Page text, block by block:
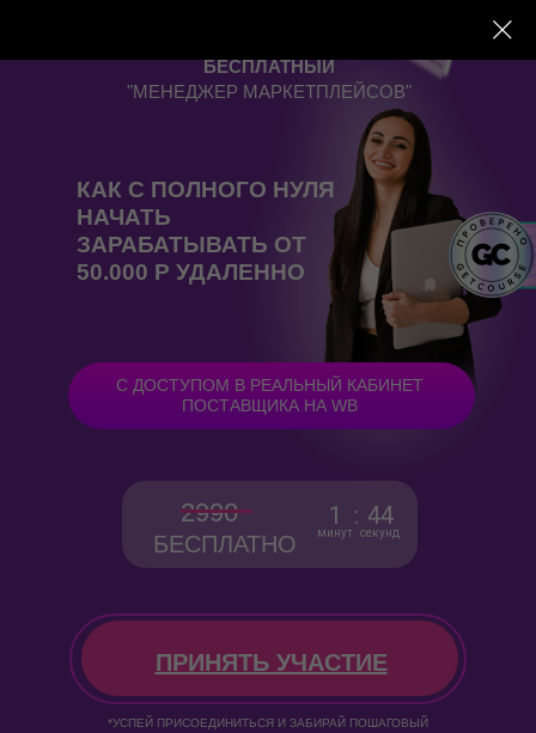
БЕСПЛАТНО
2990 1
минут
: 44
секунд
БЕСПЛАТНЫЙ
КАК С ПОЛНОГО НУЛЯ
НАЧАТЬ
ЗАРАБАТЫВАТЬ ОТ
50.000 Р УДАЛЕННО
"МЕНЕДЖЕР МАРКЕТПЛЕЙСОВ"
*УСПЕЙ ПРИСОЕДИНИТЬСЯ И ЗАБИРАЙ ПОШАГОВЫЙ
ПРИНЯТЬ УЧАСТИЕ
С ДОСТУПОМ В РЕАЛЬНЫЙ КАБИНЕТ
ПОСТАВЩИКА НА WB